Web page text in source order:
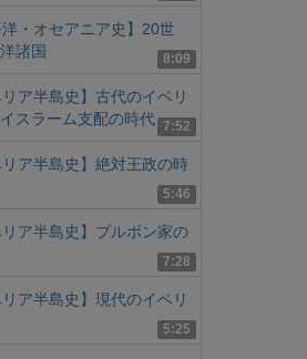
8:09
・オセアニア史】20世
諸国
7:52
ア半島史】古代のイベリ
スラーム支配の時代
5:46
ア半島史】絶対王政の時
7:28
ア半島史】ブルボン家の
5:25
ア半島史】現代のイベリ